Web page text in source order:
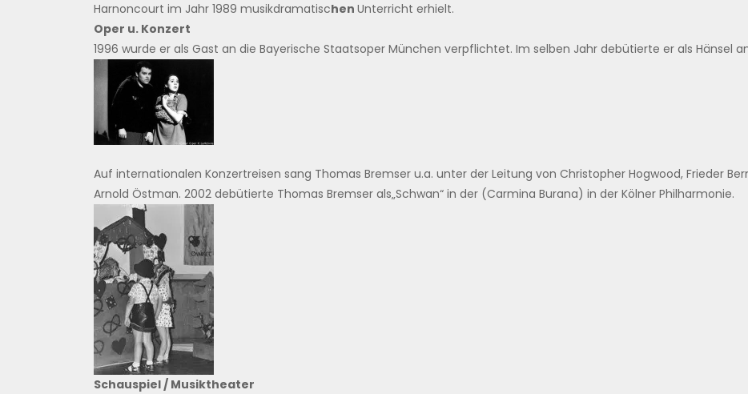
Harnoncourt im Jahr 1989 musikdramatischen Unterricht erhielt.
Oper u. Konzert
1996 wurde er als Gast an die Bayerische Staatsoper München verpflichtet. Im selben Jahr debütierte er als Hänsel
Auf internationalen Konzertreisen sang Thomas Bremser u.a. unter der Leitung von Christopher Hogwood, Frieder
Arnold Östman. 2002 debütierte Thomas Bremser als„Schwan“ in der (Carmina Burana) in der Kölner Philharmonie.
Schauspiel / Musiktheater